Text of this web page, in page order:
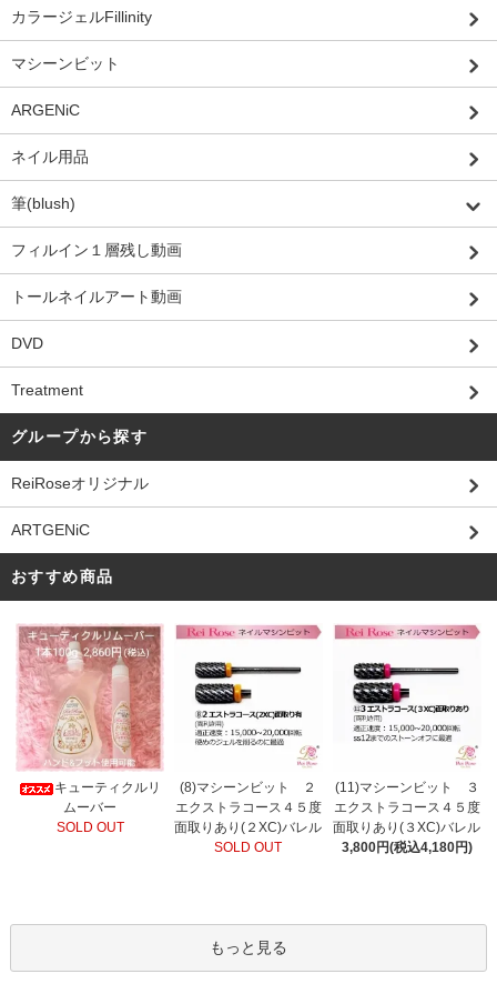
カラージェルFillinity
マシーンビット
ARGENiC
ネイル用品
筆(blush)
フィルイン１層残し動画
トールネイルアート動画
DVD
Treatment
グループから探す
ReiRoseオリジナル
ARTGENiC
おすすめ商品
キューティクルリ
ムーバー
SOLD OUT
(8)マシーンビット ２
エクストラコース４５度
面取りあり(２XC)バレル
SOLD OUT
(11)マシーンビット ３
エクストラコース４５度
面取りあり(３XC)バレル
3,800円(税込4,180円)
もっと見る